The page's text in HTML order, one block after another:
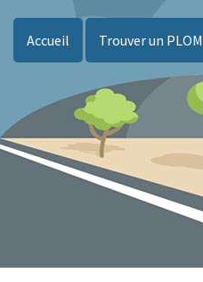
Accueil Trouver un